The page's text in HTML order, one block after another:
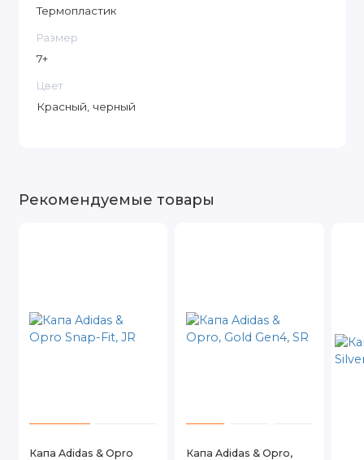
Термопластик
Размер
7+
Цвет
Красный, черный
Рекомендуемые товары
Капа Adidas & Opro
Капа Adidas & Opro,